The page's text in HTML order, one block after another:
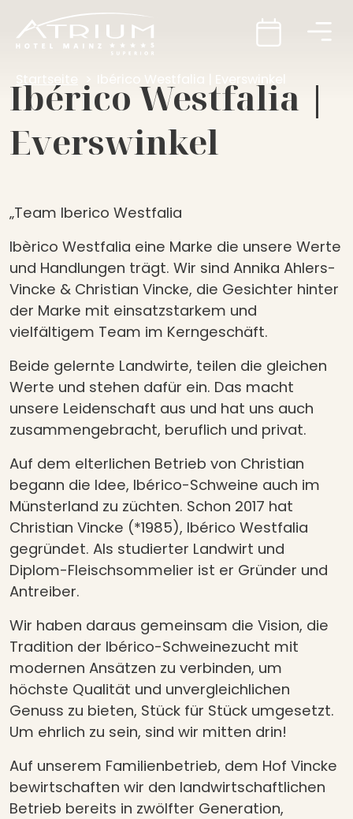
Startseite Ibérico Westfalia | Everswinkel
Ibérico Westfalia |
Everswinkel
„Team Iberico Westfalia
Ibèrico Westfalia eine Marke die unsere Werte
und Handlungen trägt. Wir sind Annika Ahlers-
Vincke & Christian Vincke, die Gesichter hinter
der Marke mit einsatzstarkem und
vielfältigem Team im Kerngeschäft.
Beide gelernte Landwirte, teilen die gleichen
Werte und stehen dafür ein. Das macht
unsere Leidenschaft aus und hat uns auch
zusammengebracht, beruflich und privat.
Auf dem elterlichen Betrieb von Christian
begann die Idee, Ibérico-Schweine auch im
Münsterland zu züchten. Schon 2017 hat
Christian Vincke (*1985), Ibérico Westfalia
gegründet. Als studierter Landwirt und
Diplom-Fleischsommelier ist er Gründer und
Antreiber.
Wir haben daraus gemeinsam die Vision, die
Tradition der Ibérico-Schweinezucht mit
modernen Ansätzen zu verbinden, um
höchste Qualität und unvergleichlichen
Genuss zu bieten, Stück für Stück umgesetzt.
Um ehrlich zu sein, sind wir mitten drin!
Auf unserem Familienbetrieb, dem Hof Vincke
bewirtschaften wir den landwirtschaftlichen
Betrieb bereits in zwölfter Generation,